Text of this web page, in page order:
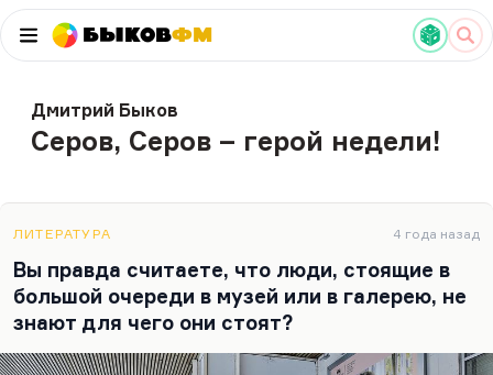
БыковФМ
Дмитрий Быков
Серов, Серов – герой недели!
ЛИТЕРАТУРА 4 года назад
Вы правда считаете, что люди, стоящие в
большой очереди в музей или в галерею, не
знают для чего они стоят?